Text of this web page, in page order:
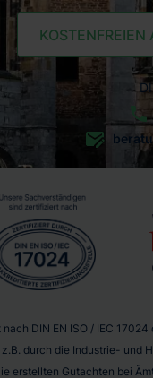
DIN EN ISO / IEC
durch die Industrie-
erstellten Gutachten bei